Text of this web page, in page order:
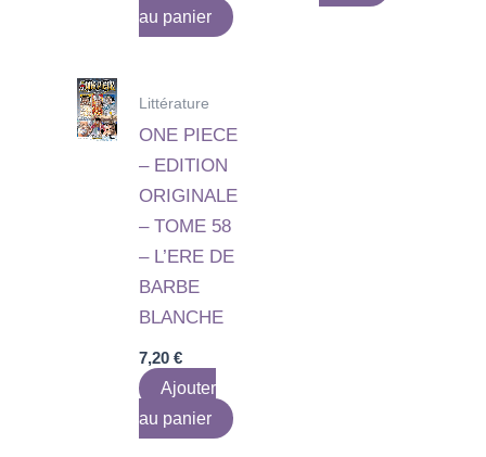
au panier
Littérature
ONE PIECE
– EDITION
ORIGINALE
– TOME 58
– L’ERE DE
BARBE
BLANCHE
7,20€
Ajouter
au panier